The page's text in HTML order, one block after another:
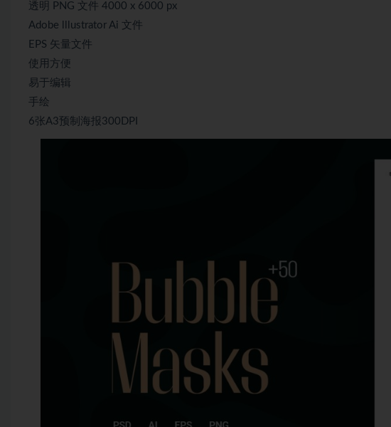
透明 PNG 文件 4000 x 6000 px
Adobe lllustrator Ai 文件
EPS 矢量文件
使用方便
易于编辑
手绘
6张A3预制海报300DPI